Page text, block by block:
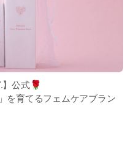
】公式🌹
を育てるフェムケアブラン